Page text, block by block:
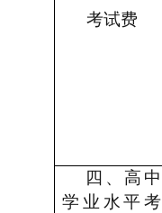
考试费
四、高中
学业水平考